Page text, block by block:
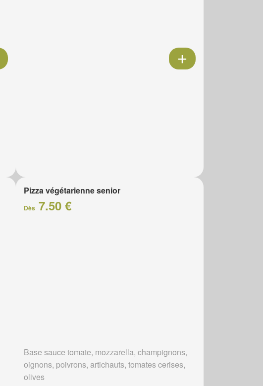
Pizza végétarienne senior
Dès 7.50 €
Base sauce tomate, mozzarella, champignons,
oignons, poivrons, artichauts, tomates cerises,
olives